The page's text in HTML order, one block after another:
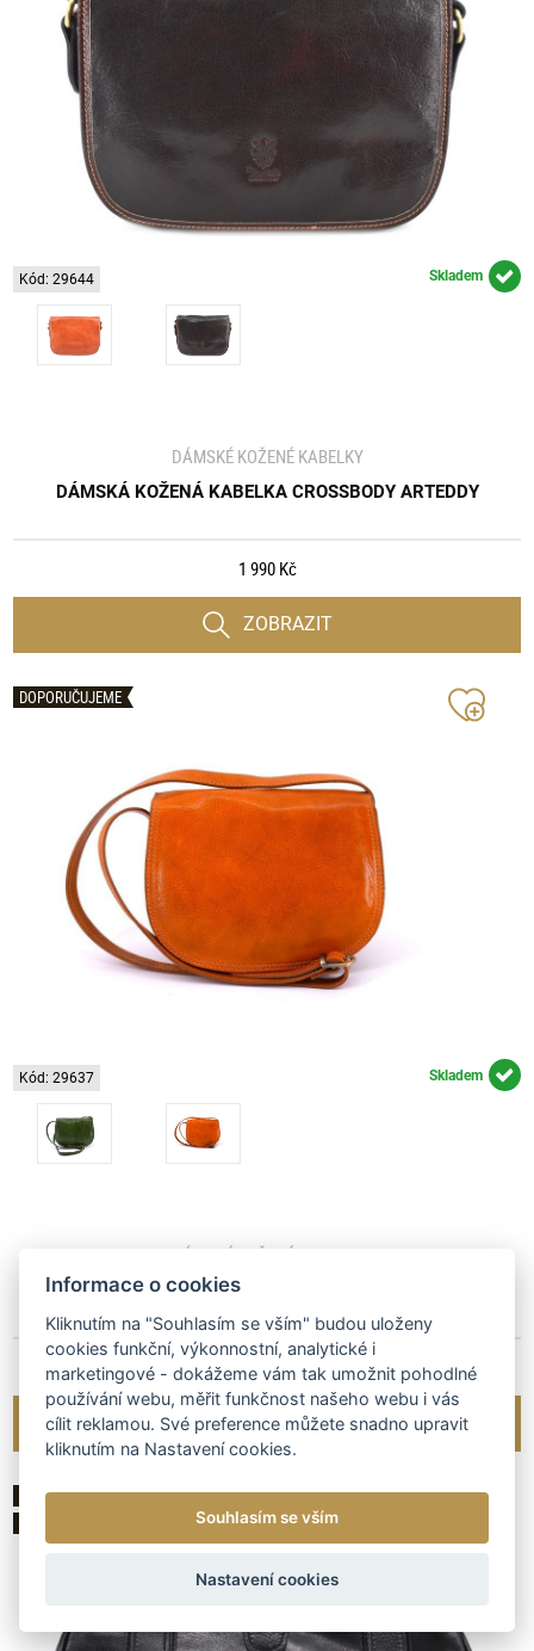
Kód: 29644 Skladem
DÁMSKÉ KOŽENÉ KABELKY
DÁMSKÁ KOŽENÁ KABELKA CROSSBODY ARTEDDY
1 990 Kč
ZOBRAZIT
DOPORUČUJEME
Kód: 29637 Skladem
DÁMSKÉ KOŽENÉ KABELKY
DÁMSKÁ KOŽENÁ KABELKA CROSSBODY ARTEDDY
2 390 Kč
ZOBRAZIT
NEJPRODÁVANĚJŠÍ
Informace o cookies
Kliknutím na "Souhlasím se vším" budou uloženy
cookies funkční, výkonnostní, analytické i
marketingové - dokážeme vám tak umožnit pohodlné
používání webu, měřit funkčnost našeho webu i vás
cílit reklamou. Své preference můžete snadno upravit
kliknutím na Nastavení cookies.
Souhlasím se vším
Nastavení cookies